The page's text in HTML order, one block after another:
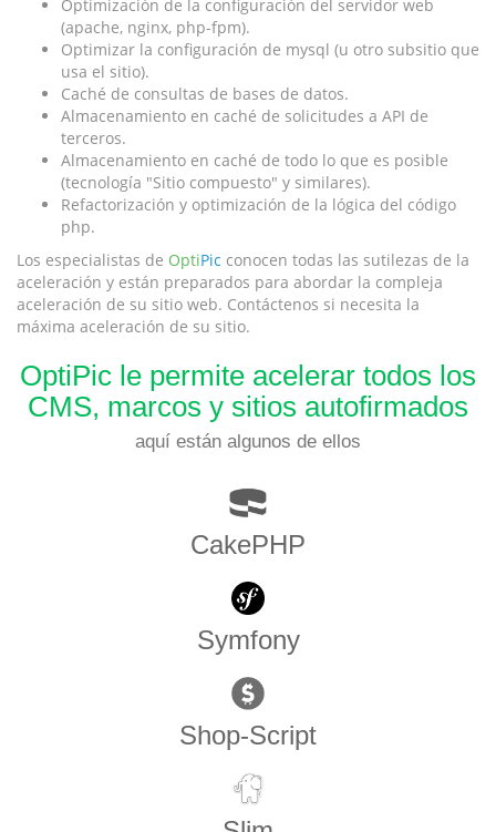
Optimización de la configuración del servidor web
(apache, nginx, php-fpm).
Optimizar la configuración de mysql (u otro subsitio que
usa el sitio).
Caché de consultas de bases de datos.
Almacenamiento en caché de solicitudes a API de
terceros.
Almacenamiento en caché de todo lo que es posible
(tecnología "Sitio compuesto" y similares).
Refactorización y optimización de la lógica del código
php.
Los especialistas de OptiPic conocen todas las sutilezas de la
aceleración y están preparados para abordar la compleja
aceleración de su sitio web. Contáctenos si necesita la
máxima aceleración de su sitio.
OptiPic le permite acelerar todos los
CMS, marcos y sitios autofirmados
aquí están algunos de ellos
CakePHP
Symfony
Shop-Script